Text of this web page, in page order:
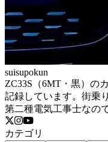
suisupokun
ZC33S（6MT・黒）の
記録しています。街乗
第二種電気工事士なの
カテゴリ